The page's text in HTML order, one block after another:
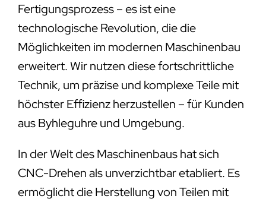
Fertigungsprozess – es ist eine
technologische Revolution, die die
Möglichkeiten im modernen Maschinenbau
erweitert. Wir nutzen diese fortschrittliche
Technik, um präzise und komplexe Teile mit
höchster Effizienz herzustellen – für Kunden
aus Byhleguhre und Umgebung.
In der Welt des Maschinenbaus hat sich
CNC-Drehen als unverzichtbar etabliert. Es
ermöglicht die Herstellung von Teilen mit